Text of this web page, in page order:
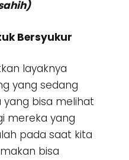
Bersyukur
layaknya
yang sedang
bisa melihat
mereka yang
pada saat kita
bisa